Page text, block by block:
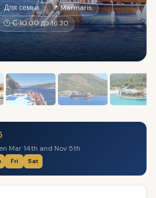
Для семьи
📍 Marmaris
🕐 С 10:00 до 16:30
Mar 14th and Nov 5th
Fri Sat